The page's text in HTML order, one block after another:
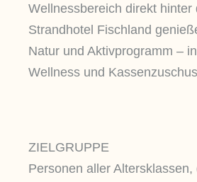
Wellnessbereich direkt hinter
Strandhotel Fischland
Natur und Aktivprogramm –
Wellness und
ZIELGRUPPE
Personen aller Altersklassen,